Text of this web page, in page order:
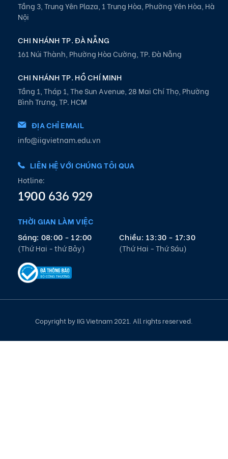
Tầng 3, Trung Yên Plaza, 1 Trung Hòa, Phường Yên Hòa, Hà
Nội
CHI NHÁNH TP. ĐÀ NẴNG
161 Núi Thành, Phường Hòa Cường, TP. Đà Nẵng
CHI NHÁNH TP. HỒ CHÍ MINH
Tầng 1, Tháp 1, The Sun Avenue, 28 Mai Chí Thọ, Phường
Bình Trưng, TP. HCM
ĐỊA CHỈ EMAIL
info@iigvietnam.edu.vn
LIÊN HỆ VỚI CHÚNG TÔI QUA
Hotline:
1900 636 929
THỜI GIAN LÀM VIỆC
Sáng: 08:00 - 12:00
(Thứ Hai - thứ Bảy)
Chiều: 13:30 - 17:30
(Thứ Hai - Thứ Sáu)
Copyright by IIG Vietnam 2021. All rights reserved.